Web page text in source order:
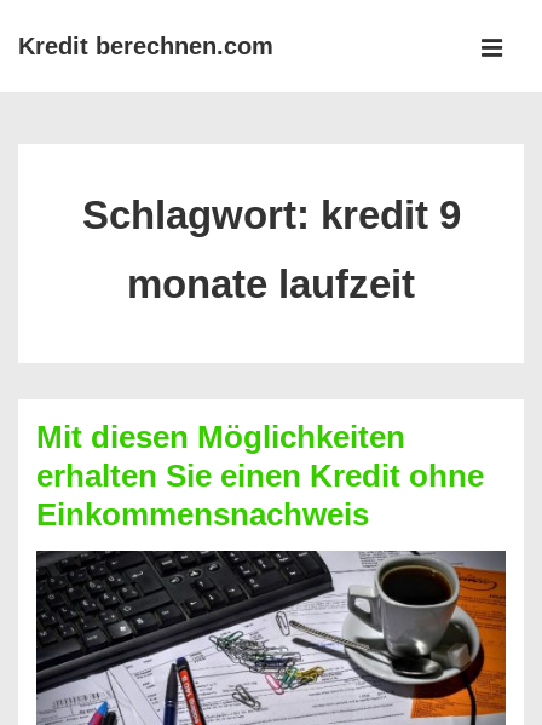
ZumKredit berechnen.com
Schlagwort: kredit 9
monate laufzeit
Mit diesen Möglichkeiten
erhalten Sie einen Kredit ohne
Einkommensnachweis